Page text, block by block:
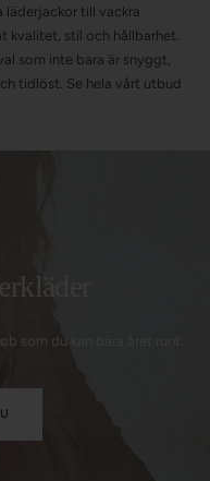
läderjackor till vackra
kvalitet, stil och hållbarhet.
som inte bara är snyggt,
tidlöst. Se hela vårt utbud
som du kan bära året runt.